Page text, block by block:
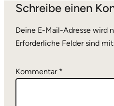
Schreibe einen
Deine E-Mail-Adresse wird
Erforderliche Felder sind mit
Kommentar *